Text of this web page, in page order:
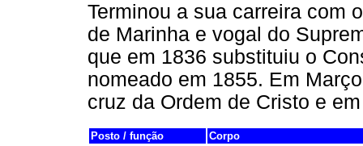
Terminou a sua carreira com
de Marinha e vogal do
que em 1836 substituiu o
nomeado em 1855. Em
cruz da Ordem de Cristo e
Posto / função
Corpo